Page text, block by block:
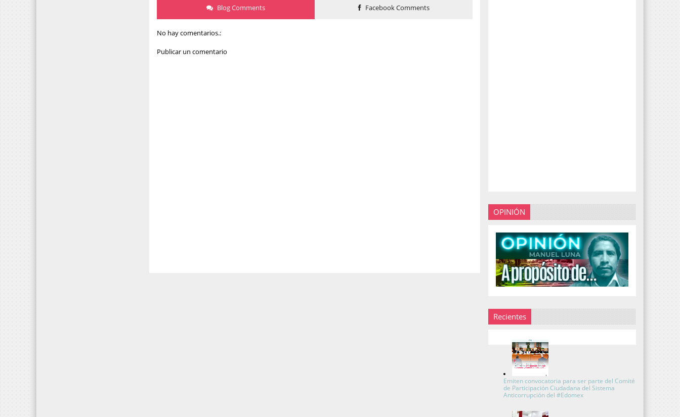
Blog Comments Facebook Comments
No hay comentarios.:
Publicar un comentario
OPINIÓN
Recientes
Emiten convocatoria para ser parte del Comité
de Participación Ciudadana del Sistema
Anticorrupción del #Edomex